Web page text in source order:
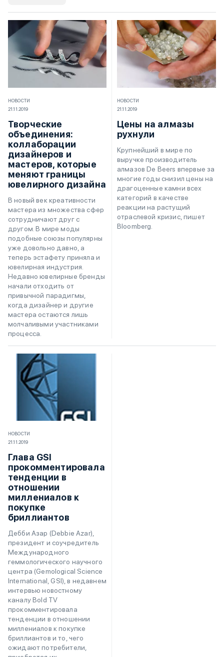
НОВОСТИ
21.11.2019
Творческие
объединения:
коллаборации
дизайнеров и
мастеров, которые
меняют границы
ювелирного дизайна
В новый век креативности
мастера из множества сфер
сотрудничают друг с
другом. В мире моды
подобные союзы популярны
уже довольно давно, а
теперь эстафету приняла и
ювелирная индустрия.
Недавно ювелирные бренды
начали отходить от
привычной парадигмы,
когда дизайнер и другие
мастера остаются лишь
молчаливыми участниками
процесса.
НОВОСТИ
21.11.2019
Цены на алмазы
рухнули
Крупнейший в мире по
выручке производитель
алмазов De Beers впервые за
многие годы снизил цены на
драгоценные камни всех
категорий в качестве
реакции на растущий
отраслевой кризис, пишет
Bloomberg.
НОВОСТИ
21.11.2019
Глава GSI
прокомментировала
тенденции в
отношении
миллениалов к
покупке
бриллиантов
Дебби Азар (Debbie Azar),
президент и соучредитель
Международного
геммологического научного
центра (Gemological Science
International, GSI), в недавнем
интервью новостному
каналу Bold TV
прокомментировала
тенденции в отношении
миллениалов к покупке
бриллиантов и то, чего
ожидают потребители,